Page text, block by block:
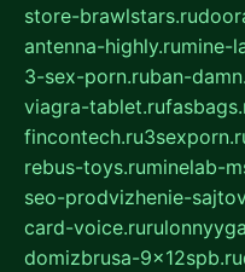
store-brawlstars.ru
antenna-highly.rumine-
3-sex-porn.ruban-
viagra-tablet.ru
fincontech.ru
rebus-toys.ruminelab-
seo-prodvizhenie-
card-voice.ru
domizbrusa-9x12spb.ru